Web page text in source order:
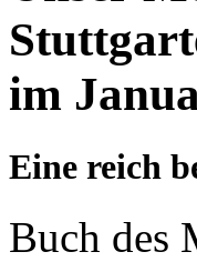
im
Eine reich
Buch des